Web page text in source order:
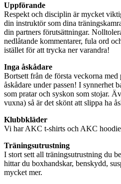
Uppförande
Respekt och disciplin är mycket
din instruktör som dina
din partners förutsättningar.
nedlåtande kommentarer, fula ord
istället för att trycka ner varandra!
Inga åskådare
Bortsett från de första veckorna
åskådare under passen! I synnerhet
som pratar och syskon som stojar.
vuxna) så är det skönt att slippa ha
Klubbkläder
Vi har AKC t-shirts och AKC
Träningsutrustning
I stort sett all träningsutrustning du
hittar du boxhandskar, benskydd,
mycket mer.